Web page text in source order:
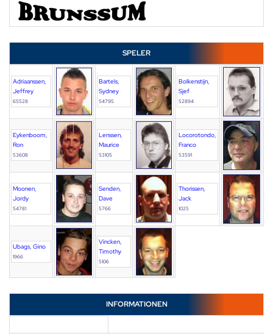
SPELER
Adriaanssen,
Jeffrey
65528
Bartels,
Sydney
54795
Bolkenstijn,
Sjef
52894
Eykenboom,
Ron
53608
Lenssen,
Maurice
53105
Locorotondo,
Franco
53591
Moonen,
Jordy
54781
Senden,
Dave
5766
Thorissen,
Jack
1025
Ubags, Gino
1966
Vincken,
Timothy
5106
INFORMATIONEN